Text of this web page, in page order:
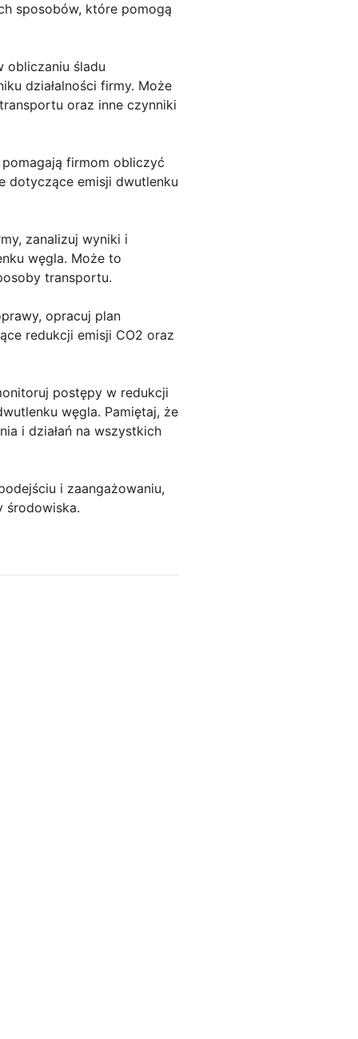
sposobów, które pomogą
obliczaniu śladu
działalności firmy. Może
oraz inne czynniki
firmom obliczyć
dotyczące emisji dwutlenku
zanalizuj wyniki i
węgla. Może to
transportu.
opracuj plan
redukcji emisji CO2 oraz
postępy w redukcji
węgla. Pamiętaj, że
i działań na wszystkich
i zaangażowaniu,
środowiska.